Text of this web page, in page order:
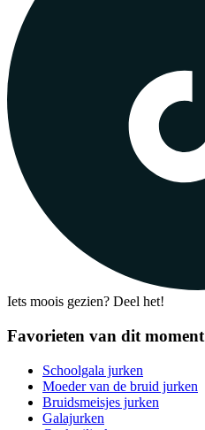
Iets moois gezien? Deel het!
Favorieten van dit moment
Schoolgala jurken
Moeder van de bruid jurken
Bruidsmeisjes jurken
Galajurken